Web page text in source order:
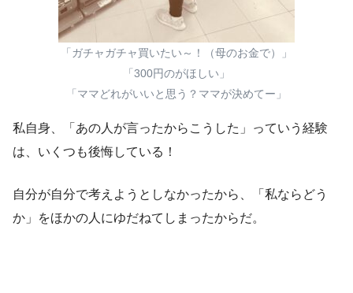
「ガチャガチャ買いたい～！（母のお金で）」
「300円のがほしい」
「ママどれがいいと思う？ママが決めてー」
私自身、「あの人が言ったからこうした」っていう経験
は、いくつも後悔している！
自分が自分で考えようとしなかったから、「私ならどう
か」をほかの人にゆだねてしまったからだ。